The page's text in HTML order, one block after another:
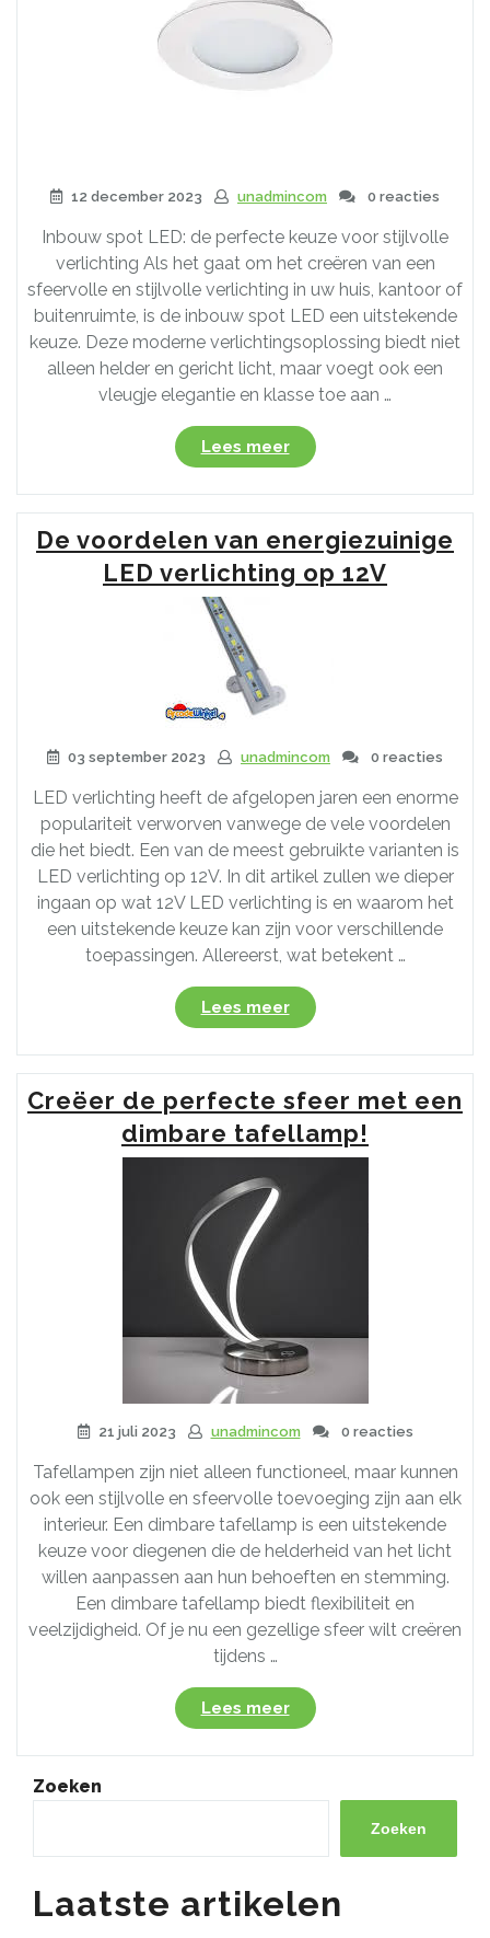
en
schoonheid
van
12 december 2023 unadmincom 0 reacties
Inbouw spot LED: de perfecte keuze voor stijlvolle
verlichting Als het gaat om het creëren van een
sfeervolle en stijlvolle verlichting in uw huis, kantoor of
buitenruimte, is de inbouw spot LED een uitstekende
keuze. Deze moderne verlichtingsoplossing biedt niet
alleen helder en gericht licht, maar voegt ook een
vleugje elegantie en klasse toe aan …
Lees meer“Creëer
Sfeer
en
Stijl
met
Inbouw
Spot
De voordelen van energiezuinige
LED verlichting op 12V
03 september 2023 unadmincom 0 reacties
LED verlichting heeft de afgelopen jaren een enorme
populariteit verworven vanwege de vele voordelen
die het biedt. Een van de meest gebruikte varianten is
LED verlichting op 12V. In dit artikel zullen we dieper
ingaan op wat 12V LED verlichting is en waarom het
een uitstekende keuze kan zijn voor verschillende
toepassingen. Allereerst, wat betekent …
Lees meer“De
voordelen
van
energiezuinige
LED
verlichting
op
Creëer de perfecte sfeer met een
dimbare tafellamp!
21 juli 2023 unadmincom 0 reacties
Tafellampen zijn niet alleen functioneel, maar kunnen
ook een stijlvolle en sfeervolle toevoeging zijn aan elk
interieur. Een dimbare tafellamp is een uitstekende
keuze voor diegenen die de helderheid van het licht
willen aanpassen aan hun behoeften en stemming.
Een dimbare tafellamp biedt flexibiliteit en
veelzijdigheid. Of je nu een gezellige sfeer wilt creëren
tijdens …
Lees meer“Creëer
de
perfecte
met
dimbare
Zoeken
Zoeken
Laatste artikelen